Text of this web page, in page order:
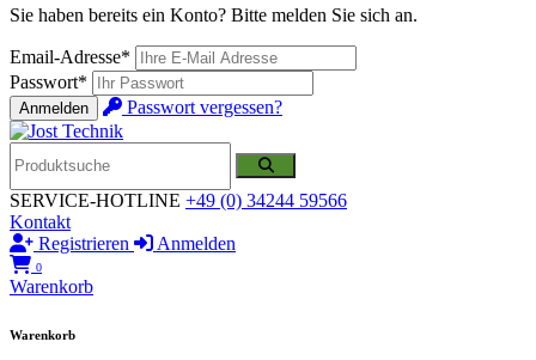
Sie haben bereits ein Konto? Bitte melden Sie sich an.
Email-Adresse*
Passwort*
Anmelden Passwort vergessen?
SERVICE-HOTLINE +49 (0) 34244 59566
Kontakt
Registrieren
Anmelden
0
Warenkorb
Warenkorb